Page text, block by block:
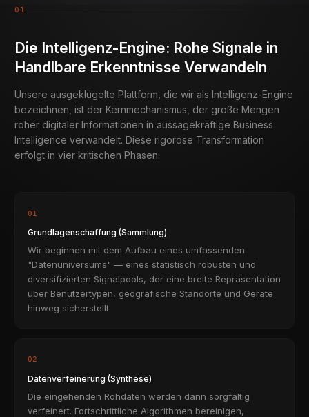
01
Die Intelligenz-Engine: Rohe Signale in
Handlbare Erkenntnisse Verwandeln
Unsere ausgeklügelte Plattform, die wir als Intelligenz-Engine
bezeichnen, ist der Kernmechanismus, der große Mengen
roher digitaler Informationen in aussagekräftige Business
Intelligence verwandelt. Diese rigorose Transformation
erfolgt in vier kritischen Phasen:
01
Grundlagenschaffung (Sammlung)
Wir beginnen mit dem Aufbau eines umfassenden
"Datenuniversums" — eines statistisch robusten und
diversifizierten Signalpools, der eine breite Repräsentation
über Benutzertypen, geografische Standorte und Geräte
hinweg sicherstellt.
02
Datenverfeinerung (Synthese)
Die eingehenden Rohdaten werden dann sorgfältig
verfeinert. Fortschrittliche Algorithmen bereinigen,